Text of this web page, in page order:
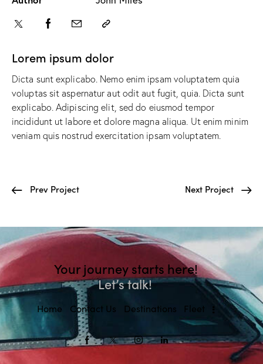
Lorem ipsum dolor
Dicta sunt explicabo. Nemo enim ipsam voluptatem quia
voluptas sit aspernatur aut odit aut fugit, quia. Dicta sunt
explicabo. Adipiscing elit, sed do eiusmod tempor
incididunt ut labore et dolore magna aliqua. Ut enim minim
veniam quis nostrud exercitation ipsam voluptatem.
Prev Project Next Project
Your journey starts here!
Let’s talk!
Home Contact Us Destinations Fleet